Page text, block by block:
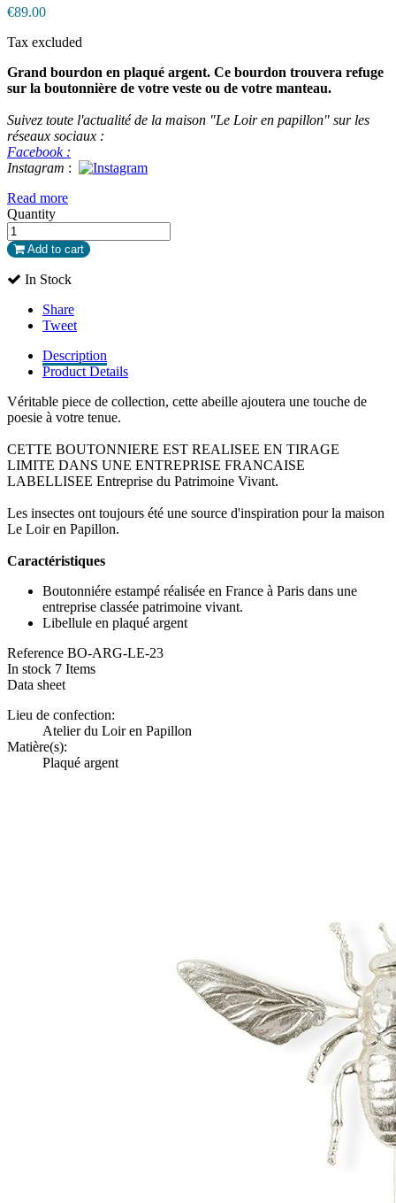
€89.00
Tax excluded
Grand bourdon en plaqué argent. Ce bourdon trouvera refuge
sur la boutonnière de votre veste ou de votre manteau.
Suivez toute l'actualité de la maison "Le Loir en papillon" sur les
réseaux sociaux :
Facebook :
Instagram :
Read more
Quantity
Add to cart
In Stock
Share
Tweet
Description
Product Details
Véritable piece de collection, cette abeille ajoutera une touche de
poesie à votre tenue.
CETTE BOUTONNIERE EST REALISEE EN TIRAGE
LIMITE DANS UNE ENTREPRISE FRANCAISE
LABELLISEE Entreprise du Patrimoine Vivant.
Les insectes ont toujours été une source d'inspiration pour la maison
Le Loir en Papillon.
Caractéristiques
Boutonniére estampé réalisée en France à Paris dans une
entreprise classée patrimoine vivant.
Libellule en plaqué argent
Reference BO-ARG-LE-23
In stock 7 Items
Data sheet
Lieu de confection:
Atelier du Loir en Papillon
Matière(s):
Plaqué argent